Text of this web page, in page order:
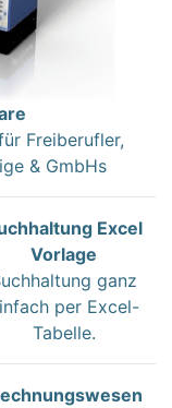
Freiberufler,
& GmbHs
Excel
Vorlage
ganz
per Excel-
Tabelle.